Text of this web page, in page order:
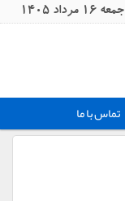
جمعه 16 مرداد 1405
تماس با ما